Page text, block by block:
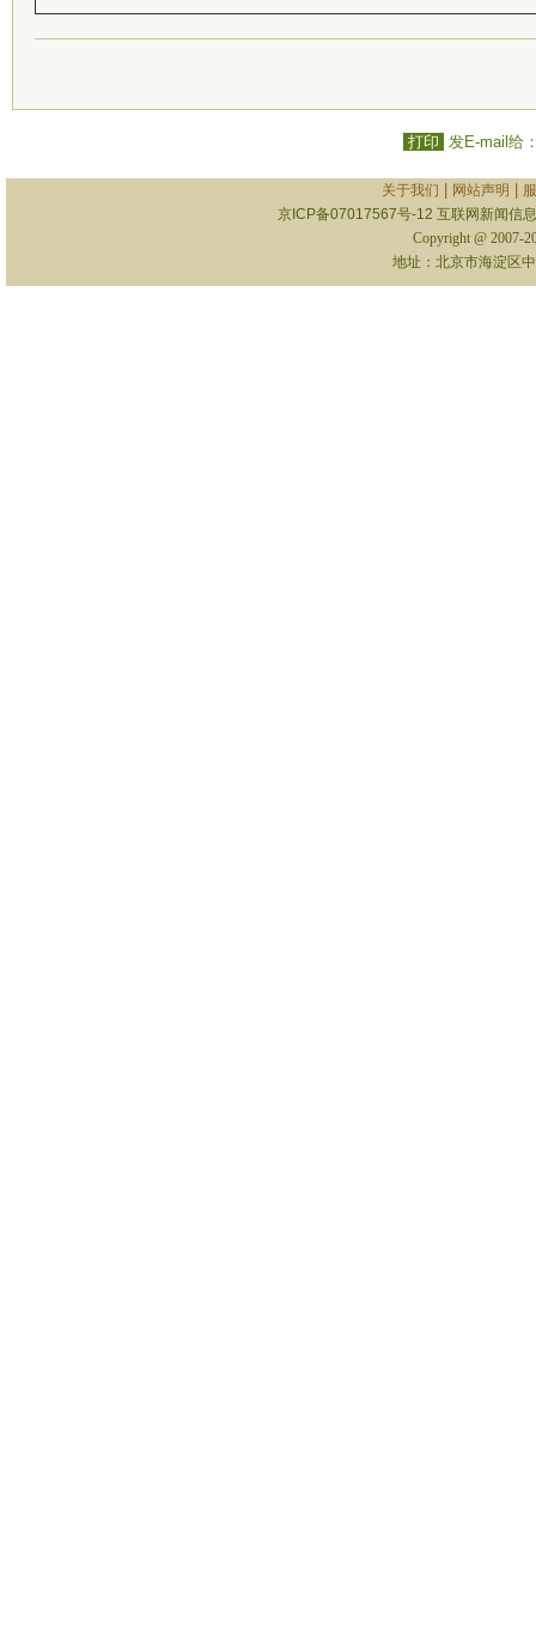
打印 发E-mail给
关于我们 网站声明
京ICP备07017567号-12 互联网新闻信
Copyright @ 2007-
地址：北京市海淀区